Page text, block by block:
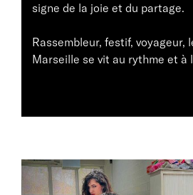
signe de la joie et du partage.
Rassembleur, festif, voyageur,
Marseille se vit au rythme et à